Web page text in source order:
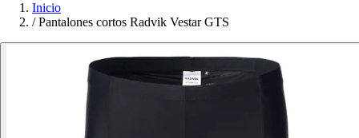
Inicio
/ Pantalones cortos Radvik Vestar GTS